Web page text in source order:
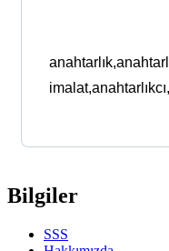
Bilgiler
SSS